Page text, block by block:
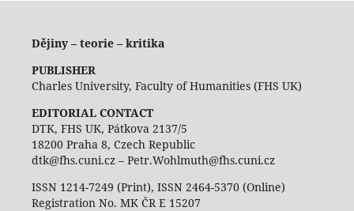
Dějiny – teorie – kritika
PUBLISHER
Charles University, Faculty of Humanities (FHS UK)
EDITORIAL CONTACT
DTK, FHS UK, Pátkova 2137/5
18200 Praha 8, Czech Republic
dtk@fhs.cuni.cz – Petr.Wohlmuth@fhs.cuni.cz
ISSN 1214-7249 (Print), ISSN 2464-5370 (Online)
Registration No. MK ČR E 15207